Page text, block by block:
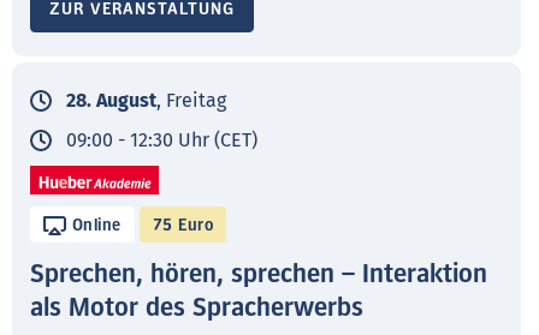
ZUR VERANSTALTUNG
28. August, Freitag
09:00 - 12:30 Uhr (CET)
Online 75 Euro
Sprechen, hören, sprechen – Interaktion
als Motor des Spracherwerbs